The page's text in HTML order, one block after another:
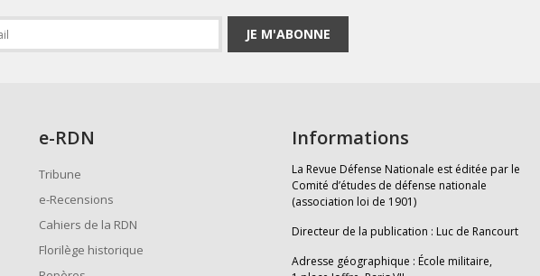
JE M'ABONNE
e-RDN
Tribune
e-Recensions
Cahiers de la RDN
Florilège historique
Informations
La Revue Défense Nationale est éditée par le
Comité d’études de défense nationale
(association loi de 1901)
Directeur de la publication : Luc de Rancourt
Adresse géographique : École militaire,